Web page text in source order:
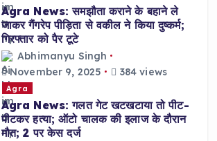
Agra News: समझौता कराने के बहाने ले
जाकर गैंगरेप पीड़िता से वकील ने किया दुष्कर्म;
गिरफ्तार को पैर टूटे
Abhimanyu Singh
November 9, 2025
384 views
Agra
Agra News: गलत गेट खटखटाया तो पीट-
पीटकर हत्या; ऑटो चालक की इलाज के दौरान
मौत; 2 पर केस दर्ज